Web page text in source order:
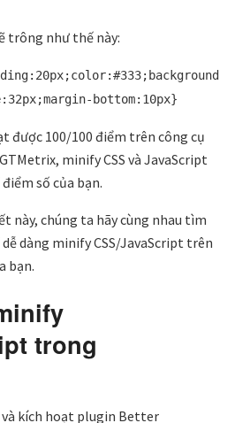
trông như thế này:
bottom:10px}
được 100/100 điểm trên công cụ
minify CSS và JavaScript
số của bạn.
này, chúng ta hãy cùng nhau tìm
dàng minify CSS/JavaScript trên
bạn.
trong
kích hoạt plugin Better